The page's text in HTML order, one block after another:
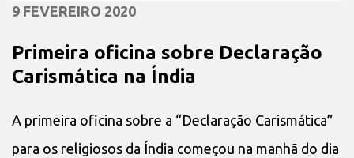
9 FEVEREIRO 2020
Primeira oficina sobre Declaração
Carismática na Índia
A primeira oficina sobre a “Declaração Carismática”
para os religiosos da Índia começou na manhã do dia